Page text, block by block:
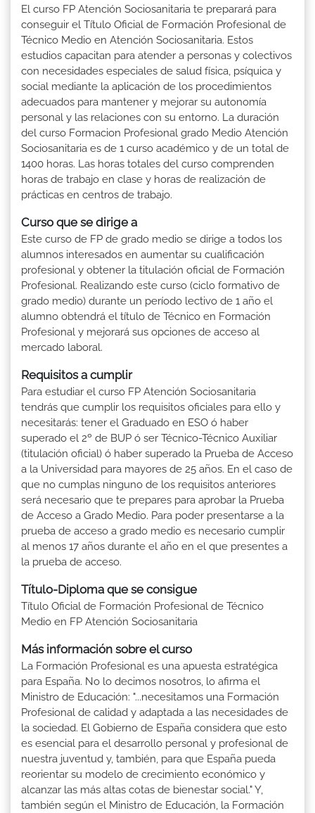
El curso FP Atención Sociosanitaria te preparará para
conseguir el Título Oficial de Formación Profesional de
Técnico Medio en Atención Sociosanitaria. Estos
estudios capacitan para atender a personas y colectivos
con necesidades especiales de salud física, psíquica y
social mediante la aplicación de los procedimientos
adecuados para mantener y mejorar su autonomía
personal y las relaciones con su entorno. La duración
del curso Formacion Profesional grado Medio Atención
Sociosanitaria es de 1 curso académico y de un total de
1400 horas. Las horas totales del curso comprenden
horas de trabajo en clase y horas de realización de
prácticas en centros de trabajo.
Curso que se dirige a
Este curso de FP de grado medio se dirige a todos los
alumnos interesados en aumentar su cualificación
profesional y obtener la titulación oficial de Formación
Profesional. Realizando este curso (ciclo formativo de
grado medio) durante un período lectivo de 1 año el
alumno obtendrá el título de Técnico en Formación
Profesional y mejorará sus opciones de acceso al
mercado laboral.
Requisitos a cumplir
Para estudiar el curso FP Atención Sociosanitaria
tendrás que cumplir los requisitos oficiales para ello y
necesitarás: tener el Graduado en ESO ó haber
superado el 2º de BUP ó ser Técnico-Técnico Auxiliar
(titulación oficial) ó haber superado la Prueba de Acceso
a la Universidad para mayores de 25 años. En el caso de
que no cumplas ninguno de los requisitos anteriores
será necesario que te prepares para aprobar la Prueba
de Acceso a Grado Medio. Para poder presentarse a la
prueba de acceso a grado medio es necesario cumplir
al menos 17 años durante el año en el que presentes a
la prueba de acceso.
Título-Diploma que se consigue
Título Oficial de Formación Profesional de Técnico
Medio en FP Atención Sociosanitaria
Más información sobre el curso
La Formación Profesional es una apuesta estratégica
para España. No lo decimos nosotros, lo afirma el
Ministro de Educación: "...necesitamos una Formación
Profesional de calidad y adaptada a las necesidades de
la sociedad. El Gobierno de España considera que esto
es esencial para el desarrollo personal y profesional de
nuestra juventud y, también, para que España pueda
reorientar su modelo de crecimiento económico y
alcanzar las más altas cotas de bienestar social." Y,
también según el Ministro de Educación, la Formación